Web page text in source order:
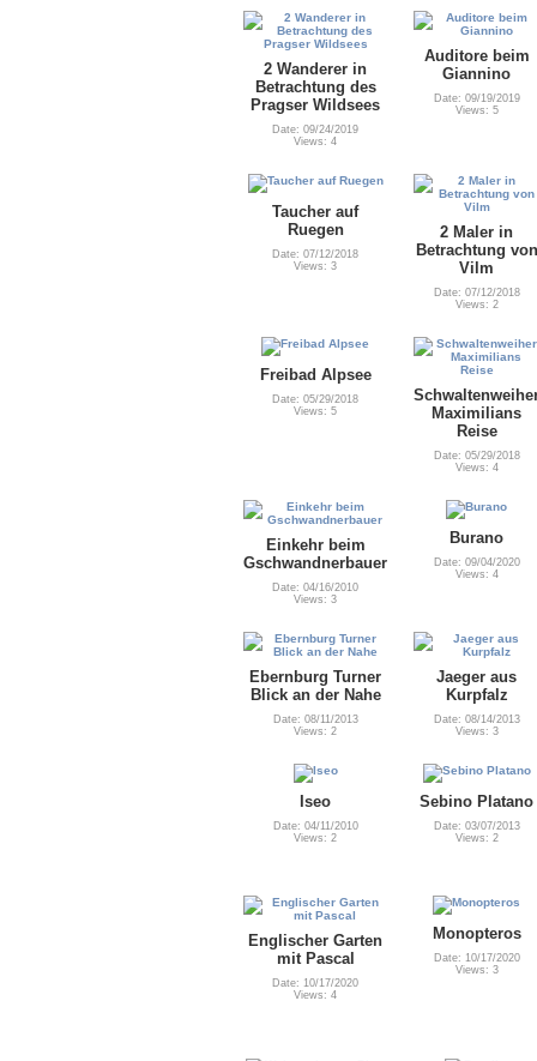
2 Wanderer in
Betrachtung des
Pragser Wildsees
Date: 09/24/2019
Views: 4
Auditore beim
Giannino
Date: 09/19/2019
Views: 5
Taucher auf
Ruegen
Date: 07/12/2018
Views: 3
2 Maler in
Betrachtung von
Vilm
Date: 07/12/2018
Views: 2
Freibad Alpsee
Date: 05/29/2018
Views: 5
Maximilians
Reise
Date: 05/29/2018
Views: 4
Einkehr beim
Gschwandnerbauer
Date: 04/16/2010
Views: 3
Burano
Date: 09/04/2020
Views: 4
Ebernburg Turner
Blick an der Nahe
Date: 08/11/2013
Views: 2
Jaeger aus
Kurpfalz
Date: 08/14/2013
Views: 3
Iseo
Date: 04/11/2010
Views: 2
Sebino Platano
Date: 03/07/2013
Views: 2
Englischer Garten
mit Pascal
Date: 10/17/2020
Views: 4
Monopteros
Date: 10/17/2020
Views: 3